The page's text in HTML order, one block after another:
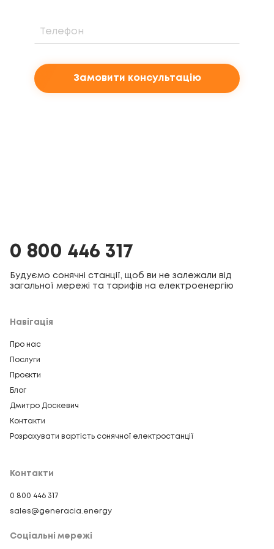
Замовити консультацію
0 800 446 317
Будуємо сонячні станції, щоб ви не залежали від
загальної мережі та тарифів на електроенергію
Навігація
Про нас
Послуги
Проєкти
Блог
Дмитро Доскевич
Контакти
Розрахувати вартість сонячної електростанції
Контакти
0 800 446 317
sales@generacia.energy
Соціальні мережі